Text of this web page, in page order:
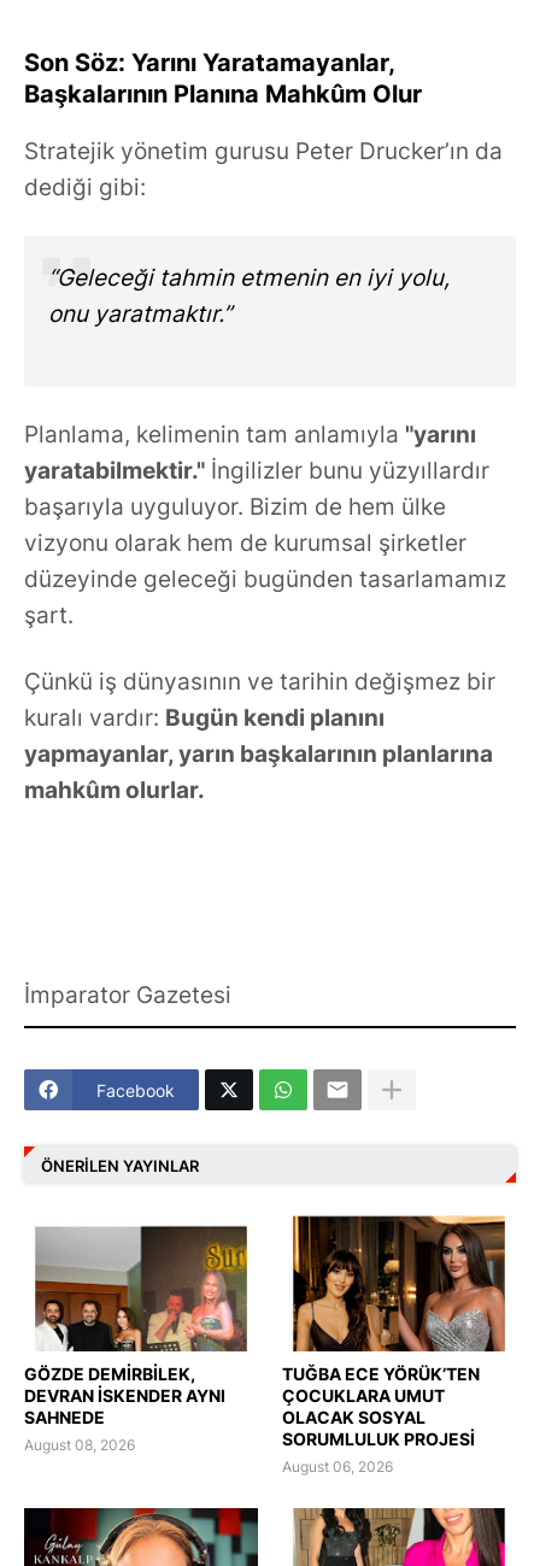
Son Söz: Yarını Yaratamayanlar,
Başkalarının Planına Mahkûm Olur
Stratejik yönetim gurusu Peter Drucker’ın da
dediği gibi:
“Geleceği tahmin etmenin en iyi yolu,
onu yaratmaktır.”
Planlama, kelimenin tam anlamıyla "yarını
yaratabilmektir." İngilizler bunu yüzyıllardır
başarıyla uyguluyor. Bizim de hem ülke
vizyonu olarak hem de kurumsal şirketler
düzeyinde geleceği bugünden tasarlamamız
şart.
Çünkü iş dünyasının ve tarihin değişmez bir
kuralı vardır: Bugün kendi planını
yapmayanlar, yarın başkalarının planlarına
mahkûm olurlar.
İmparator Gazetesi
Facebook
ÖNERILEN YAYINLAR
GÖZDE DEMİRBİLEK,
DEVRAN İSKENDER AYNI
SAHNEDE
August 08, 2026
TUĞBA ECE YÖRÜK’TEN
ÇOCUKLARA UMUT
OLACAK SOSYAL
SORUMLULUK PROJESİ
August 06, 2026